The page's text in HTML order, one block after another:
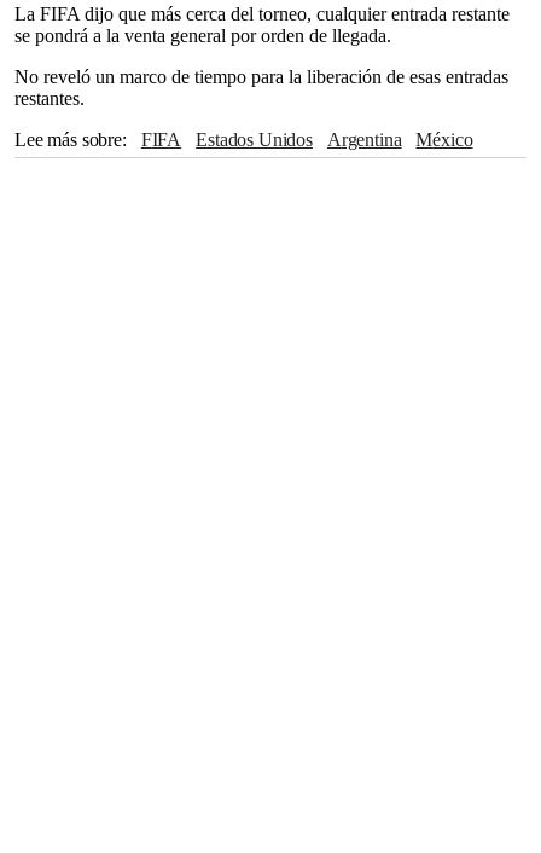
La FIFA dijo que más cerca del torneo, cualquier entrada restante
se pondrá a la venta general por orden de llegada.
No reveló un marco de tiempo para la liberación de esas entradas
restantes.
Lee más sobre
FIFA Estados Unidos Argentina
México